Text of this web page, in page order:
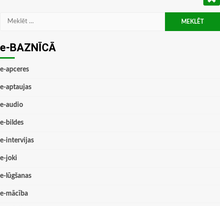
Meklēt:
e-BAZNĪCĀ
e-apceres
e-aptaujas
e-audio
e-bildes
e-intervijas
e-joki
e-lūgšanas
e-mācība